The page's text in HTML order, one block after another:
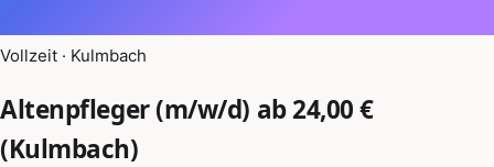
Vollzeit · Kulmbach
Altenpfleger (m/w/d) ab 24,00 €
(Kulmbach)